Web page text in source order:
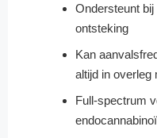
Ondersteunt
ontsteking
Kan
altijd in overleg
Full-spectrum